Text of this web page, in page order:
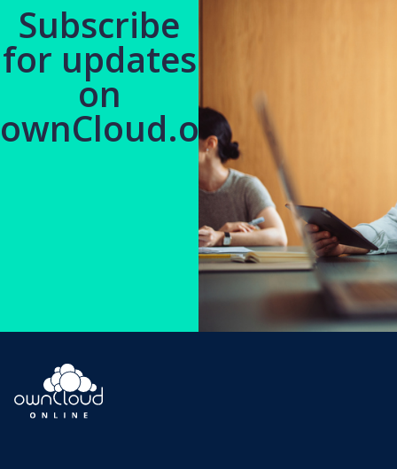
Subscribe
for updates
on
ownCloud.online